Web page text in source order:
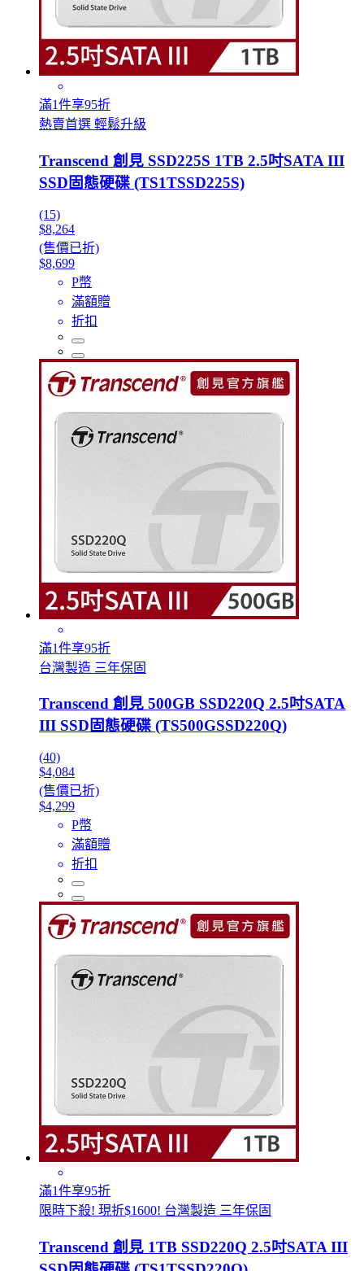
滿1件享95折
熱賣首選 輕鬆升級
Transcend 創見 SSD225S 1TB 2.5吋SATA III
SSD固態硬碟 (TS1TSSD225S)
(15)
$8,264
(售價已折)
$8,699
P幣
滿額贈
折扣
滿1件享95折
台灣製造 三年保固
Transcend 創見 500GB SSD220Q 2.5吋SATA
III SSD固態硬碟 (TS500GSSD220Q)
(40)
$4,084
(售價已折)
$4,299
P幣
滿額贈
折扣
滿1件享95折
限時下殺! 現折$1600! 台灣製造 三年保固
Transcend 創見 1TB SSD220Q 2.5吋SATA III